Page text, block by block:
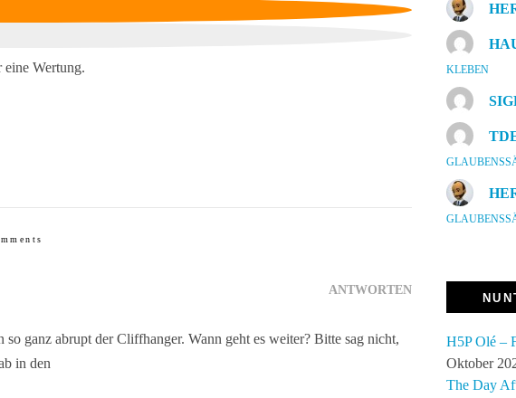
eine Wertung.
ANTWORTEN
ganz abrupt der Cliffhanger. Wann geht es weiter? Bitte sag nicht,
in den
KLEBEN
H5P Olé –
Oktober
The Day